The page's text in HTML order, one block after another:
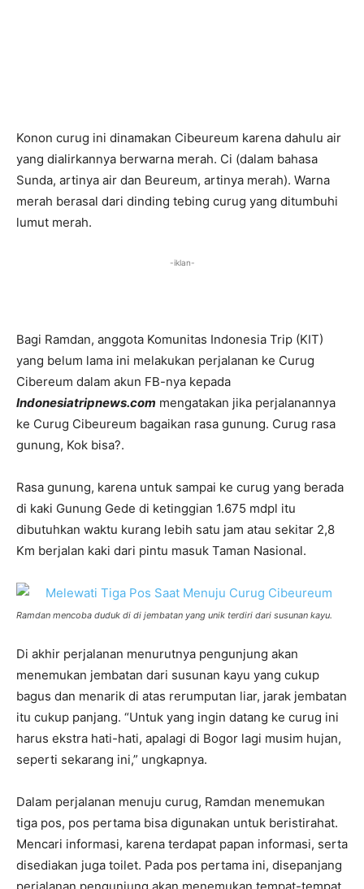
Konon curug ini dinamakan Cibeureum karena dahulu air
yang dialirkannya berwarna merah. Ci (dalam bahasa
Sunda, artinya air dan Beureum, artinya merah). Warna
merah berasal dari dinding tebing curug yang ditumbuhi
lumut merah.
-iklan-
Bagi Ramdan, anggota Komunitas Indonesia Trip (KIT)
yang belum lama ini melakukan perjalanan ke Curug
Cibereum dalam akun FB-nya kepada
Indonesiatripnews.com mengatakan jika perjalanannya
ke Curug Cibeureum bagaikan rasa gunung. Curug rasa
gunung, Kok bisa?.
Rasa gunung, karena untuk sampai ke curug yang berada
di kaki Gunung Gede di ketinggian 1.675 mdpl itu
dibutuhkan waktu kurang lebih satu jam atau sekitar 2,8
Km berjalan kaki dari pintu masuk Taman Nasional.
Ramdan mencoba duduk di di jembatan yang unik terdiri dari susunan kayu.
Di akhir perjalanan menurutnya pengunjung akan
menemukan jembatan dari susunan kayu yang cukup
bagus dan menarik di atas rerumputan liar, jarak jembatan
itu cukup panjang. “Untuk yang ingin datang ke curug ini
harus ekstra hati-hati, apalagi di Bogor lagi musim hujan,
seperti sekarang ini,” ungkapnya.
Dalam perjalanan menuju curug, Ramdan menemukan
tiga pos, pos pertama bisa digunakan untuk beristirahat.
Mencari informasi, karena terdapat papan informasi, serta
disediakan juga toilet. Pada pos pertama ini, disepanjang